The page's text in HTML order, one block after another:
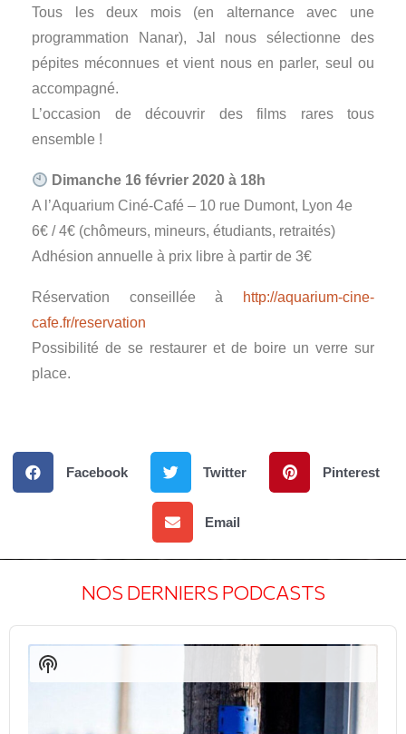
Tous les deux mois (en alternance avec une
programmation Nanar), Jal nous sélectionne des
pépites méconnues et vient nous en parler, seul ou
accompagné.
L’occasion de découvrir des films rares tous
ensemble !
Dimanche 16 février 2020 à 18h
A l’Aquarium Ciné-Café – 10 rue Dumont, Lyon 4e
6€ / 4€ (chômeurs, mineurs, étudiants, retraités)
Adhésion annuelle à prix libre à partir de 3€
Réservation conseillée à
http://aquarium-cine-
cafe.fr/reservation
Possibilité de se restaurer et de boire un verre sur
place.
Facebook Twitter Pinterest
Email
NOS DERNIERS PODCASTS
Audio
Player
Show